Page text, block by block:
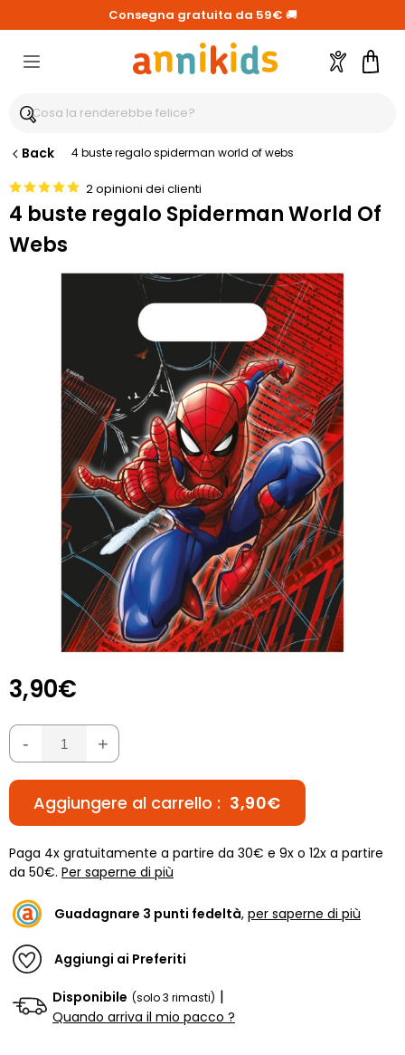
Consegna gratuita da 59€ 🚚
Account
Back 4 buste regalo spiderman world of webs
2 opinioni dei clienti
4 buste regalo Spiderman World Of
Webs
3,90€
- +
Aggiungere al carrello : 3,90€
Paga 4x gratuitamente a partire da 30€ e 9x o 12x a partire
da 50€. Per saperne di più
Guadagnare 3 punti fedeltà, per saperne di più
Aggiungi ai Preferiti
Disponibile (solo 3 rimasti) |
Quando arriva il mio pacco ?